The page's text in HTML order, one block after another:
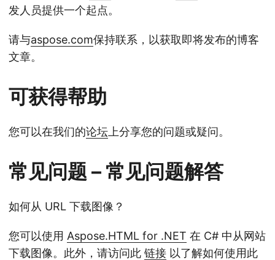
发人员提供一个起点。
请与aspose.com保持联系，以获取即将发布的博客
文章。
可获得帮助
您可以在我们的论坛 上分享您的问题或疑问。
常见问题 – 常见问题解答
如何从 URL 下载图像？
您可以使用 Aspose.HTML for .NET 在 C# 中从网站
下载图像。此外，请访问此 链接 以了解如何使用此